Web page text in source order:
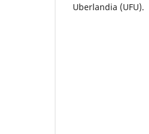
Uberlandia (UFU).